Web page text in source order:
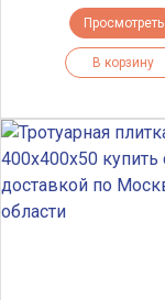
Просмотреть
В корзину